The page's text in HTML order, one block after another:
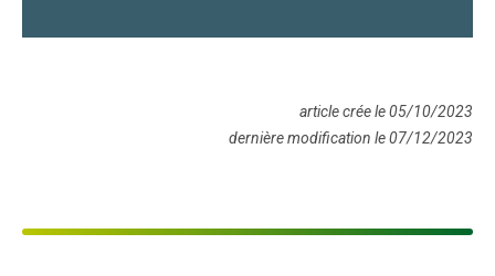
article crée le 05/10/2023
dernière modification le 07/12/2023